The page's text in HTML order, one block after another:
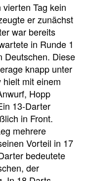
Tag kein
er zunächst
war bereits
in Runde 1
Deutschen. Diese
knapp unter
mit einem
Hopp
13-Darter
in Front.
mehrere
Vorteil in 17
bedeutete
der